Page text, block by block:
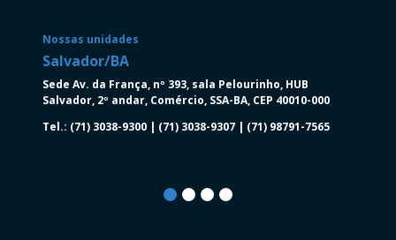
Nossas unidades
Salvador/BA
Sede Av. da França, nº 393, sala Pelourinho, HUB
Salvador, 2º andar, Comércio, SSA-BA, CEP 40010-000
Tel.: (71) 3038-9300 | (71) 3038-9307 | (71) 98791-7565